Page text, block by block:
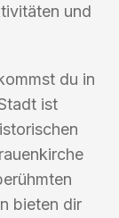
und
du in
ist
bieten dir